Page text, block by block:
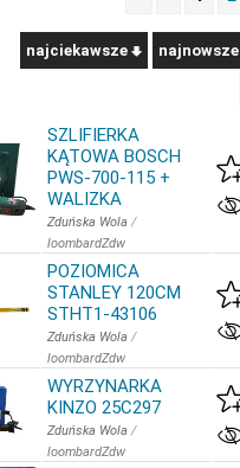
najciekawsze najnowsze
SZLIFIERKA
KĄTOWA BOSCH
PWS-700-115 +
WALIZKA
Zduńska Wola /
loombardZdw
POZIOMICA
STANLEY 120CM
STHT1-43106
Zduńska Wola /
loombardZdw
WYRZYNARKA
KINZO 25C297
Zduńska Wola /
loombardZdw